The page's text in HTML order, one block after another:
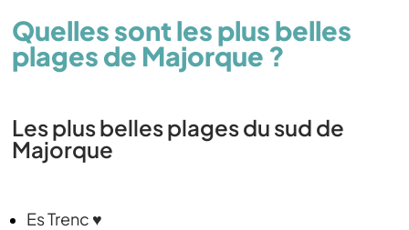
Quelles sont les plus belles
plages de Majorque ?
Les plus belles plages du sud de
Majorque
Es Trenc ♥